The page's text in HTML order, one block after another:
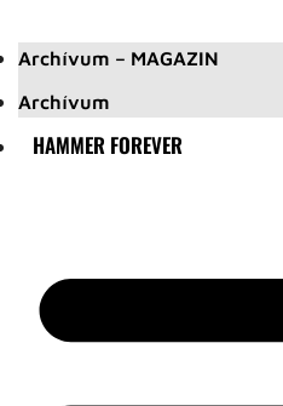
Archívum – MAGAZIN
Archívum
HAMMER FOREVER